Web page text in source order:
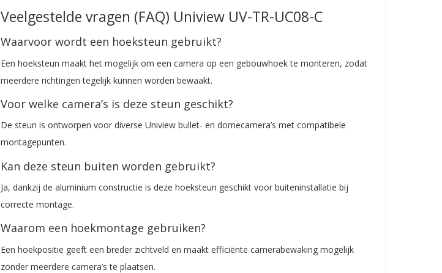
Veelgestelde vragen (FAQ) Uniview UV-TR-UC08-C
Waarvoor wordt een hoeksteun gebruikt?
Een hoeksteun maakt het mogelijk om een camera op een gebouwhoek te monteren, zodat
meerdere richtingen tegelijk kunnen worden bewaakt.
Voor welke camera’s is deze steun geschikt?
De steun is ontworpen voor diverse Uniview bullet- en domecamera’s met compatibele
montagepunten.
Kan deze steun buiten worden gebruikt?
Ja, dankzij de aluminium constructie is deze hoeksteun geschikt voor buiteninstallatie bij
correcte montage.
Waarom een hoekmontage gebruiken?
Een hoekpositie geeft een breder zichtveld en maakt efficiënte camerabewaking mogelijk
zonder meerdere camera’s te plaatsen.